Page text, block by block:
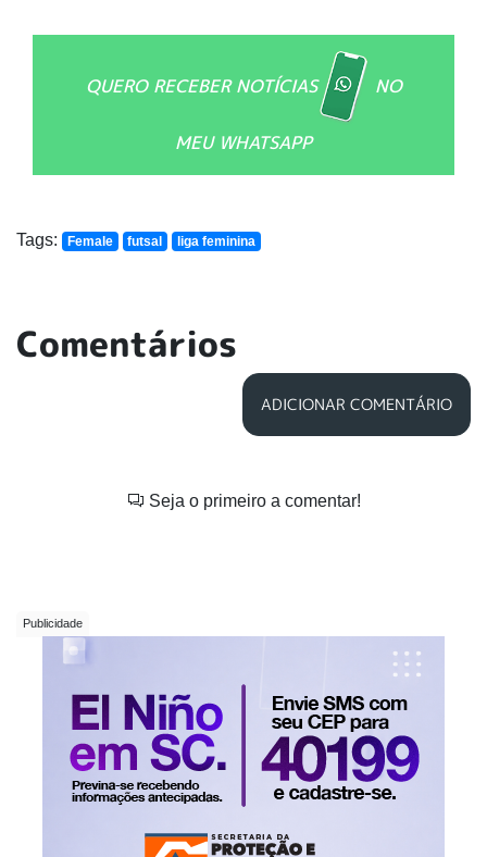
QUERO RECEBER NOTÍCIAS NO
MEU WHATSAPP
Tags: Female futsal liga feminina
Comentários
ADICIONAR COMENTÁRIO
Seja o primeiro a comentar!